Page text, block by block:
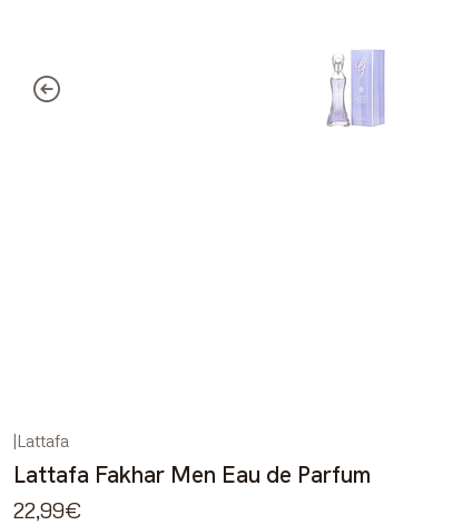
|Lattafa
Lattafa Fakhar Men Eau de Parfum
22,99€